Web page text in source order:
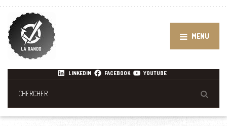
MENU
LINKEDIN FACEBOOK YOUTUBE